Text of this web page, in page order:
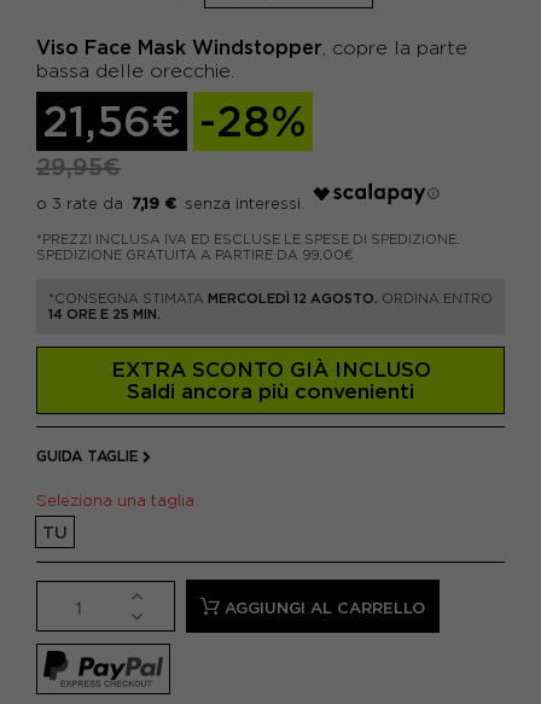
Viso Face Mask Windstopper , copre la parte
bassa delle orecchie.
21,56€ -28%
29,95€
7,19 €
*PREZZI INCLUSA IVA ED ESCLUSE LE SPESE DI SPEDIZIONE.
SPEDIZIONE GRATUITA A PARTIRE DA 99,00€
*CONSEGNA STIMATA MERCOLEDÌ 12 AGOSTO.
ORDINA ENTRO
14 ORE E 25 MIN.
EXTRA SCONTO GIÀ INCLUSO
Saldi ancora più convenienti
GUIDA TAGLIE
Seleziona una taglia
TU
AGGIUNGI AL CARRELLO